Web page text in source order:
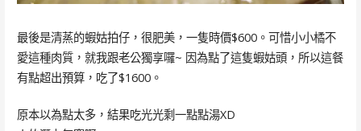
最後是清蒸的蝦姑拍仔，很肥美，一隻時價$600。可惜小小橘不
愛這種肉質，就我跟老公獨享囉~ 因為點了這隻蝦姑頭，所以這餐
有點超出預算，吃了$1600。
原本以為點太多，結果吃光光剩一點點湯XD